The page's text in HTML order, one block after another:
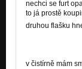
nechci se furt
to já prostě
druhou flašku
v čistírně mám